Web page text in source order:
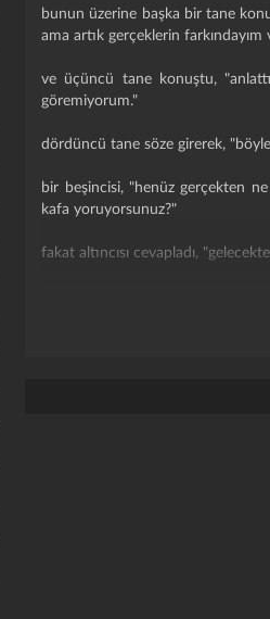
bunun üzerine başka bir tane
ama artık gerçeklerin
ve üçüncü tane konuştu,
göremiyorum."
dördüncü tane söze girerek,
bir beşincisi, "henüz gerçekten
kafa yoruyorsunuz?"
fakat altıncısı cevapladı,
yedincisi dedi ki, "aslında ben
i̇şte o anda çekirdekleri az olan